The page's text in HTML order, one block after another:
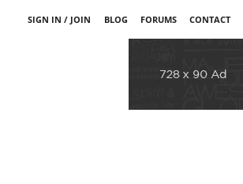
SIGN IN / JOIN BLOG FORUMS CONTACT